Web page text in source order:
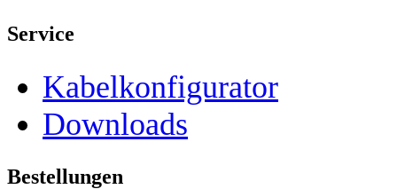
Service
Kabelkonfigurator
Downloads
Bestellungen